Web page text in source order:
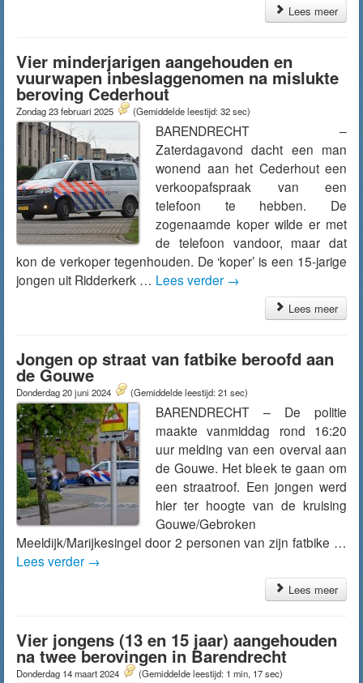
Lees meer
Vier minderjarigen aangehouden en
vuurwapen inbeslaggenomen na mislukte
beroving Cederhout
Zondag 23 februari 2025 (Gemiddelde leestijd: 32 sec)
BARENDRECHT –
Zaterdagavond dacht een man
wonend aan het Cederhout een
verkoopafspraak van een
telefoon te hebben. De
zogenaamde koper wilde er met
de telefoon vandoor, maar dat
kon de verkoper tegenhouden. De ‘koper’ is een 15-jarige
jongen uit Ridderkerk … Lees verder →
Lees meer
Jongen op straat van fatbike beroofd aan
de Gouwe
Donderdag 20 juni 2024 (Gemiddelde leestijd: 21 sec)
BARENDRECHT – De politie
maakte vanmiddag rond 16:20
uur melding van een overval aan
de Gouwe. Het bleek te gaan om
een straatroof. Een jongen werd
hier ter hoogte van de kruising
Gouwe/Gebroken
Meeldijk/Marijkesingel door 2 personen van zijn fatbike …
Lees verder →
Lees meer
Vier jongens (13 en 15 jaar) aangehouden
na twee berovingen in Barendrecht
Donderdag 14 maart 2024 (Gemiddelde leestijd: 1 min, 17 sec)